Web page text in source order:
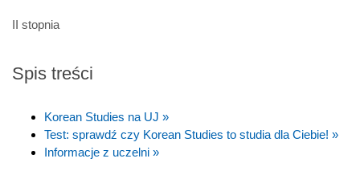
II stopnia
Spis treści
Korean Studies na UJ »
Test: sprawdź czy Korean Studies to studia dla Ciebie! »
Informacje z uczelni »